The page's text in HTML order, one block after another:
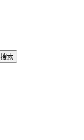
搜索